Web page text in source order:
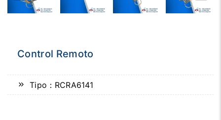
Control Remoto
Tipo：RCRA6141